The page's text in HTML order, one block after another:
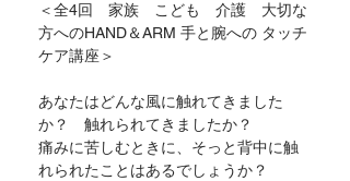
＜全4回　家族　こども　介護　大切な
方へのHAND＆ARM 手と腕への タッチ
ケア講座＞
あなたはどんな風に触れてきました
か？　触れられてきましたか？
痛みに苦しむときに、そっと背中に触
れられたことはあるでしょうか？